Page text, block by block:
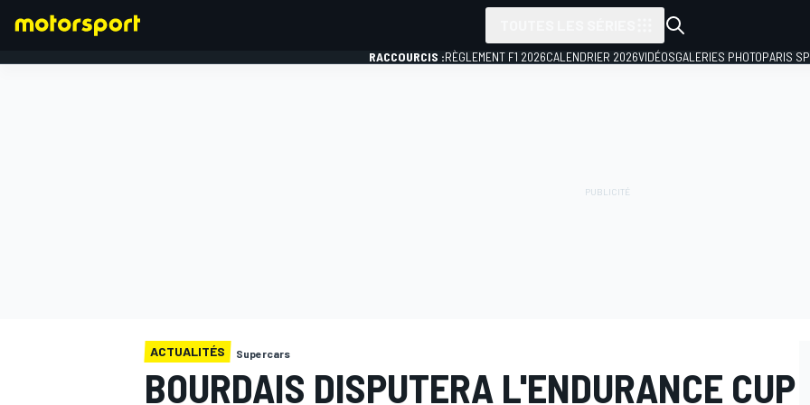
RACCOURCIS :RÈGLEMENT F1 2026CALENDRIER 2026VIDÉOSGALERIES PHOTOPARIS
ACTUALITÉS Supercars
BOURDAIS DISPUTERA L'ENDURANCE CUP